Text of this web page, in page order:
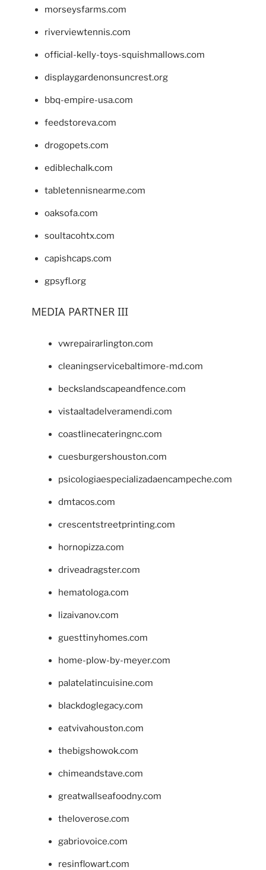
morseysfarms.com
riverviewtennis.com
official-kelly-toys-squishmallows.com
displaygardenonsuncrest.org
bbq-empire-usa.com
feedstoreva.com
drogopets.com
ediblechalk.com
tabletennisnearme.com
oaksofa.com
soultacohtx.com
capishcaps.com
gpsyfl.org
MEDIA PARTNER III
vwrepairarlington.com
cleaningservicebaltimore-md.com
beckslandscapeandfence.com
vistaaltadelveramendi.com
coastlinecateringnc.com
cuesburgershouston.com
psicologiaespecializadaencampeche.com
dmtacos.com
crescentstreetprinting.com
hornopizza.com
driveadragster.com
hematologa.com
lizaivanov.com
guesttinyhomes.com
home-plow-by-meyer.com
palatelatincuisine.com
blackdoglegacy.com
eatvivahouston.com
thebigshowok.com
chimeandstave.com
greatwallseafoodny.com
theloverose.com
gabriovoice.com
resinflowart.com